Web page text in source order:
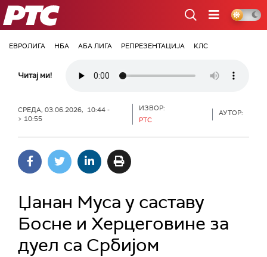
РТС
ЕВРОЛИГА НБА АБА ЛИГА РЕПРЕЗЕНТАЦИЈА КЛС
Читај ми!
СРЕДА, 03.06.2026, 10:44 -
> 10:55
ИЗВОР:
РТС
АУТОР:
Џанан Муса у саставу
Босне и Херцеговине за
дуел са Србијом